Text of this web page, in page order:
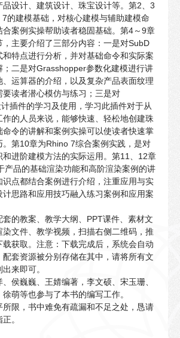
品设计、建筑设计、珠宝设计等。第2、3
的建模基础，对核心建模与辅助建模命
合案例实操帮助读者稳固基础。第4～9章
，主要介绍了三部分内容：一是对SubD
特点进行分析，并对基础命令和实际案
；二是对Grasshopper参数化建模进行讲
运算器的介绍，以及复杂产品表面纹理
要读者潜心模仿与练习；三是对
插件的学习及使用，学习此插件对于从
的人员来说，能够快速、轻松地创建珠
命令的讲解和案例实操可以使读者快速掌
。第10章为Rhino 7综合案例实践，是对
和进阶建模方法的实际运用。第11、12章
产品的基础渲染功能和高阶渲染案例的讲
识点都结合案例进行介绍，注重应用与实
思路和应用技巧融入练习案例和应用案
套的教案、教学大纲、PPT课件、素材文
文件、教学视频，扫描右侧二维码，推
获取。注意：下载完成后，系统会自动
套资源被分别存储在其中，请将所有文
来即可。
侯巍巍、王婧编著，李文硕、宋玉珊、
萌等也参与了本书的编写工作。
所限，书中难免有疏漏和不足之处，恳请
。